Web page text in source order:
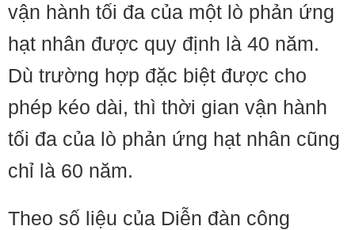
vận hành tối đa của một lò phản ứng
hạt nhân được quy định là 40 năm.
Dù trường hợp đặc biệt được cho
phép kéo dài, thì thời gian vận hành
tối đa của lò phản ứng hạt nhân cũng
chỉ là 60 năm.
Theo số liệu của Diễn đàn công